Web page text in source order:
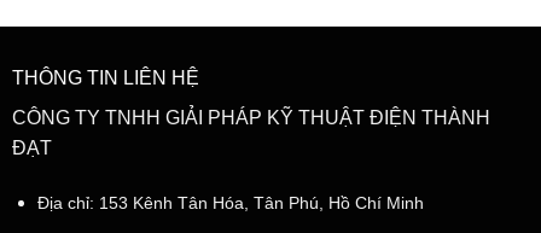
THÔNG TIN LIÊN HỆ
CÔNG TY TNHH GIẢI PHÁP KỸ THUẬT ĐIỆN THÀNH
ĐẠT
Địa chỉ: 153 Kênh Tân Hóa, Tân Phú, Hồ Chí Minh